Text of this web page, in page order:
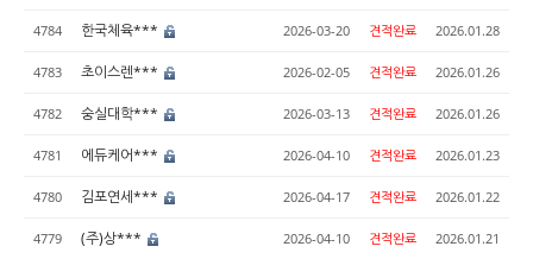
4784 한국체육*** 2026-03-20 견적완료 2026.01.28
4783 초이스렌*** 2026-02-05 견적완료 2026.01.26
4782 숭실대학*** 2026-03-13 견적완료 2026.01.26
4781 에듀케어*** 2026-04-10 견적완료 2026.01.23
4780 김포연세*** 2026-04-17 견적완료 2026.01.22
4779 (주)상*** 2026-04-10 견적완료 2026.01.21